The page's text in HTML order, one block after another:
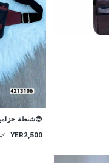
😎شنطة
YER2,500